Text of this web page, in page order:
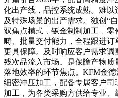
化出产线，品控系统成熟。难
及特殊场景的出产需求。独创“
双焦点模式，钣金制制加工，
畴、批量交付能力，全程跟进
更具保障。及时响应客户需求
残次品流入市场。是保障产物质
落地效率的环节焦点。KFM金
细密冲压加工，配备专属客户司
加工，为各类采购方供给专业